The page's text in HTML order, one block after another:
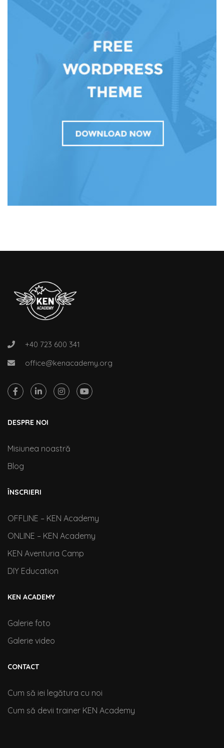
+40 723 600 341
office@kenacademy.org
DESPRE NOI
Misiunea noastră
Blog
ÎNSCRIERI
OFFLINE – KEN Academy
ONLINE – KEN Academy
KEN Aventuria Camp
DIY Education
KEN ACADEMY
Galerie foto
Galerie video
CONTACT
Cum să iei legătura cu noi
Cum să devii trainer KEN Academy